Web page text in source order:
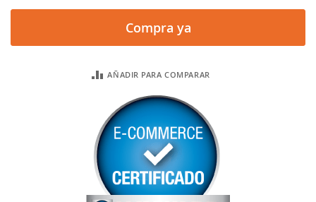
Compra ya
AÑADIR PARA COMPARAR